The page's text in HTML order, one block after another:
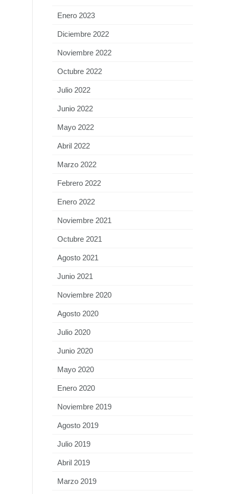
Enero 2023
Diciembre 2022
Noviembre 2022
Octubre 2022
Julio 2022
Junio 2022
Mayo 2022
Abril 2022
Marzo 2022
Febrero 2022
Enero 2022
Noviembre 2021
Octubre 2021
Agosto 2021
Junio 2021
Noviembre 2020
Agosto 2020
Julio 2020
Junio 2020
Mayo 2020
Enero 2020
Noviembre 2019
Agosto 2019
Julio 2019
Abril 2019
Marzo 2019